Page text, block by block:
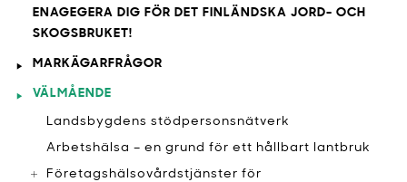
ENAGEGERA DIG FÖR DET FINLÄNDSKA JORD- OCH
SKOGSBRUKET!
MARKÄGARFRÅGOR
VÄLMÅENDE
​Landsbygdens stödpersonsnätverk
Arbetshälsa – en grund för ett hållbart lantbruk
Företagshälsovårdstjänster för